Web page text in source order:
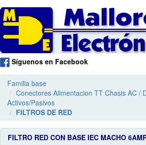
Síguenos en Facebook
Familia base
Conectores Alimentacion TT Chasis AC /
Activos/Pasivos
FILTROS DE RED
FILTRO RED CON BASE IEC MACHO